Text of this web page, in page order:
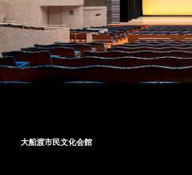
大船渡市民文化会館